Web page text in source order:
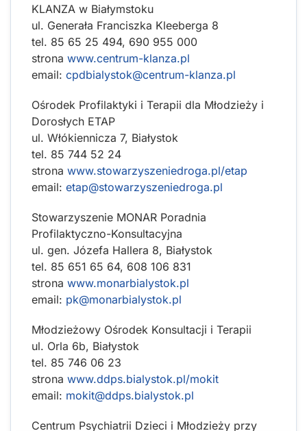
KLANZA w Białymstoku
ul. Generała Franciszka Kleeberga 8
tel. 85 65 25 494, 690 955 000
strona www.centrum-klanza.pl
email: cpdbialystok@centrum-klanza.pl
Ośrodek Profilaktyki i Terapii dla Młodzieży i
Dorosłych ETAP
ul. Włókiennicza 7, Białystok
tel. 85 744 52 24
strona www.stowarzyszeniedroga.pl/etap
email: etap@stowarzyszeniedroga.pl
Stowarzyszenie MONAR Poradnia
Profilaktyczno-Konsultacyjna
ul. gen. Józefa Hallera 8, Białystok
tel. 85 651 65 64, 608 106 831
strona www.monarbialystok.pl
email: pk@monarbialystok.pl
Młodzieżowy Ośrodek Konsultacji i Terapii
ul. Orla 6b, Białystok
tel. 85 746 06 23
strona www.ddps.bialystok.pl/mokit
email: mokit@ddps.bialystok.pl
Centrum Psychiatrii Dzieci i Młodzieży przy